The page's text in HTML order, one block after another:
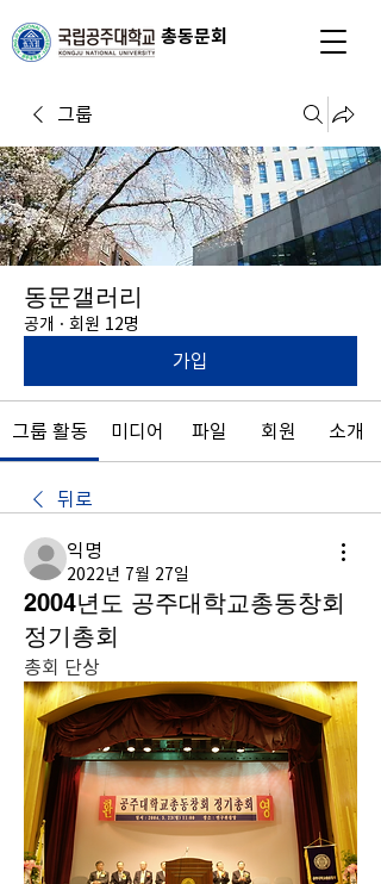
총동문회
그룹
동문갤러리
공개 · 회원 12명
가입
그룹 활동 미디어 파일 회원 소개
뒤로
익명
2022년 7월 27일
2004년도 공주대학교총동창회
정기총회
총회 단상